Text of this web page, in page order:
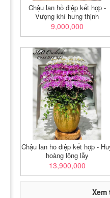
Chậu lan hồ điệp kết hợp -
Vượng khí hưng thịnh
9,000,000
Chậu lan hồ điệp kết hợp -
hoàng lộng lẫy
13,900,000
Xem